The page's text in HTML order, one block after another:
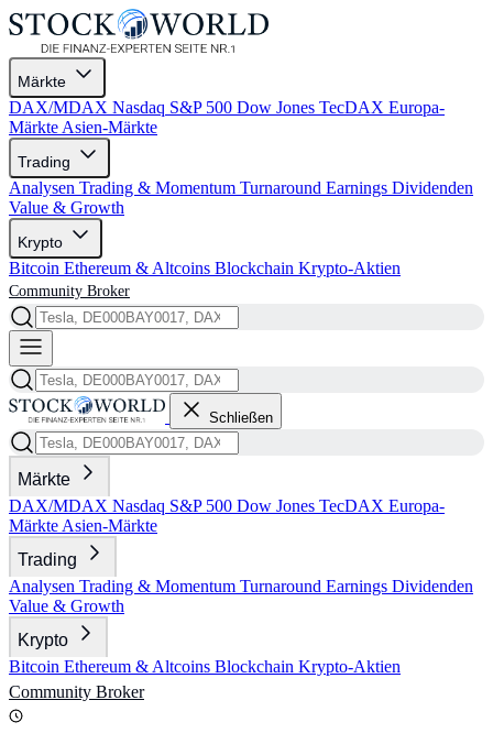
Märkte
DAX/MDAX Nasdaq S&P 500 Dow Jones TecDAX Europa-
Märkte Asien-Märkte
Trading
Analysen Trading & Momentum Turnaround Earnings Dividenden
Value & Growth
Krypto
Bitcoin Ethereum & Altcoins Blockchain Krypto-Aktien
Community Broker
Schließen
Märkte
DAX/MDAX Nasdaq S&P 500 Dow Jones TecDAX Europa-
Märkte Asien-Märkte
Trading
Analysen Trading & Momentum Turnaround Earnings Dividenden
Value & Growth
Krypto
Bitcoin Ethereum & Altcoins Blockchain Krypto-Aktien
Community Broker